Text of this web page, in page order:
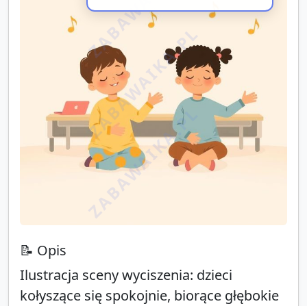
ZABAWAIKA.PL
ZABAWAIKA.PL
📝 Opis
Ilustracja sceny wyciszenia: dzieci
kołyszące się spokojnie, biorące głębokie